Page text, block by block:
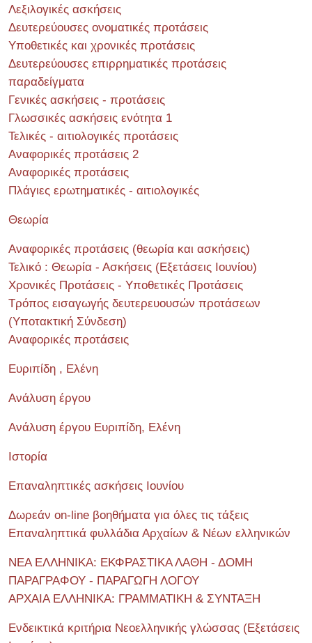
Λεξιλογικές ασκήσεις
Δευτερεύουσες ονοματικές προτάσεις
Υποθετικές και χρονικές προτάσεις
Δευτερεύουσες επιρρηματικές προτάσεις
παραδείγματα
Γενικές ασκήσεις - προτάσεις
Γλωσσικές ασκήσεις ενότητα 1
Τελικές - αιτιολογικές προτάσεις
Αναφορικές προτάσεις 2
Αναφορικές προτάσεις
Πλάγιες ερωτηματικές - αιτιολογικές
Θεωρία
Αναφορικές προτάσεις (θεωρία και ασκήσεις)
Τελικό : Θεωρία - Ασκήσεις (Εξετάσεις Ιουνίου)
Χρονικές Προτάσεις - Υποθετικές Προτάσεις
Τρόπος εισαγωγής δευτερευουσών προτάσεων
(Υποτακτική Σύνδεση)
Αναφορικές προτάσεις
Ευριπίδη , Ελένη
Ανάλυση έργου
Ανάλυση έργου Ευριπίδη, Ελένη
Ιστορία
Επαναληπτικές ασκήσεις Ιουνίου
Δωρεάν on-line βοηθήματα για όλες τις τάξεις
Επαναληπτικά φυλλάδια Αρχαίων & Νέων ελληνικών
ΝΕΑ ΕΛΛΗΝΙΚΑ: ΕΚΦΡΑΣΤΙΚΑ ΛΑΘΗ - ΔΟΜΗ
ΠΑΡΑΓΡΑΦΟΥ - ΠΑΡΑΓΩΓΗ ΛΟΓΟΥ
ΑΡΧΑΙΑ ΕΛΛΗΝΙΚΑ: ΓΡΑΜΜΑΤΙΚΗ & ΣΥΝΤΑΞΗ
Ενδεικτικά κριτήρια Νεοελληνικής γλώσσας (Εξετάσεις